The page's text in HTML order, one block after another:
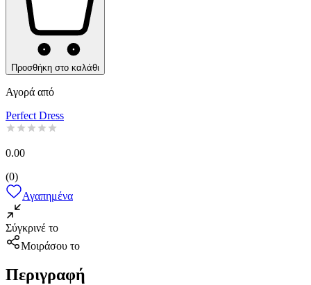
Προσθήκη στο καλάθι
Αγορά από
Perfect Dress
0.00
(0)
Αγαπημένα
Σύγκρινέ το
Μοιράσου το
Περιγραφή